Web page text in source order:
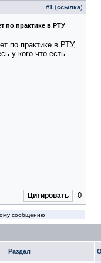
#1 (ссылка)
по практике в РТУ
по практике в РТУ,
у кого что есть
Цитировать 0
сообщению
Раздел